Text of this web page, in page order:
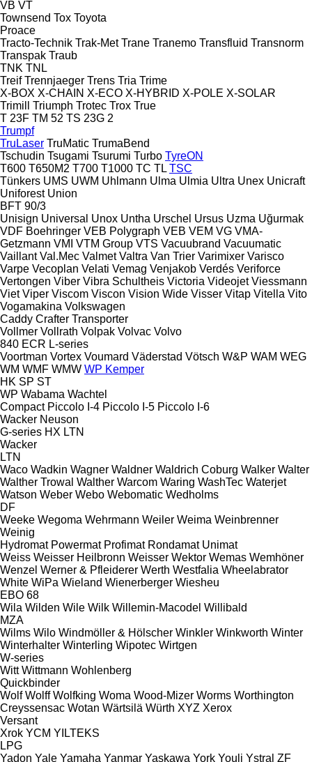
VB VT
Townsend Tox Toyota
Proace
Tracto-Technik Trak-Met Trane Tranemo Transfluid Transnorm
Transpak Traub
TNK TNL
Treif Trennjaeger Trens Tria Trime
X-BOX X-CHAIN X-ECO X-HYBRID X-POLE X-SOLAR
Trimill
Triumph Trotec Trox True
T 23F TM 52 TS 23G 2
Trumpf
TruLaser TruMatic TrumaBend
Tschudin Tsugami Tsurumi Turbo TyreON
T600 T650M2 T700 T1000 TC TL TSC
Tünkers UMS UWM Uhlmann Ulma Ulmia Ultra Unex Unicraft
Uniforest Union
BFT 90/3
Unisign Universal Unox Untha Urschel Ursus Uzma Uğurmak
VDF Boehringer VEB Polygraph VEB VEM VG VMA-
Getzmann VMI VTM Group VTS Vacuubrand Vacuumatic
Vaillant Val.Mec Valmet Valtra Van Trier Varimixer Varisco
Varpe Vecoplan Velati Vemag Venjakob Verdés Veriforce
Vertongen Viber Vibra Schultheis Victoria Videojet Viessmann
Viet Viper Viscom Viscon Vision Wide Visser Vitap Vitella Vito
Vogamakina Volkswagen
Caddy Crafter Transporter
Vollmer Vollrath Volpak Volvac Volvo
840 ECR L-series
Voortman Vortex Voumard Väderstad Vötsch W&P WAM WEG
WM WMF WMW WP Kemper
HK SP ST
WP Wabama Wachtel
Compact Piccolo I-4 Piccolo I-5 Piccolo I-6
Wacker Neuson
G-series HX LTN
Wacker
LTN
Waco Wadkin Wagner Waldner Waldrich Coburg Walker Walter
Walther Trowal Walther Warcom Waring WashTec Waterjet
Watson Weber Webo Webomatic Wedholms
DF
Weeke Wegoma Wehrmann Weiler Weima Weinbrenner
Weinig
Hydromat Powermat Profimat Rondamat Unimat
Weiss Weisser Heilbronn Weisser Wektor Wemas Wemhöner
Wenzel Werner & Pfleiderer Werth Westfalia Wheelabrator
White WiPa Wieland Wienerberger Wiesheu
EBO 68
Wila Wilden Wile Wilk Willemin-Macodel Willibald
MZA
Wilms Wilo Windmöller & Hölscher Winkler Winkworth Winter
Winterhalter Winterling Wipotec Wirtgen
W-series
Witt Wittmann Wohlenberg
Quickbinder
Wolf Wolff Wolfking Woma Wood-Mizer Worms Worthington
Creyssensac Wotan Wärtsilä Würth XYZ Xerox
Versant
Xrok YCM YILTEKS
LPG
Yadon Yale Yamaha Yanmar Yaskawa York Youli Ystral ZF